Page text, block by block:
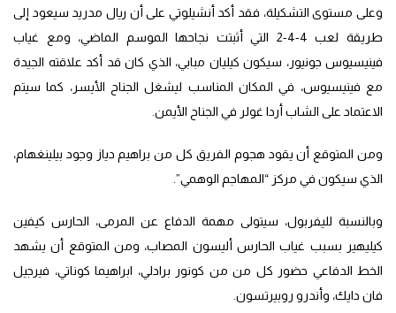
وعلى مستوى التشكيلة، فقد أكد أنشيلوتي على أن ريال مدريد سيعود إلى
طريقة لعب 4-4-2 التي أثبتت نجاحها الموسم الماضي، ومع غياب
فينيسيوس جونيور، سيكون كيليان مبابي، الذي كان قد أكد علاقته الجيدة
مع فينيسيوس، في المكان المناسب ليشغل الجناح الأيسر، كما سيتم
الاعتماد على الشاب أردا غولر في الجناح الأيمن.
ومن المتوقع أن يقود هجوم الفريق كل من براهيم دياز وجود بيلينغهام،
الذي سيكون في مركز “المهاجم الوهمي”.
وبالنسبة لليفربول، سيتولى مهمة الدفاع عن المرمى، الحارس كيفين
كيليهير بسبب غياب الحارس أليسون المصاب، ومن المتوقع أن يشهد
الخط الدفاعي حضور كل من من كونور برادلي، ابراهيما كوناتي، فيرجيل
فان دايك، وأندرو روبيرتسون.